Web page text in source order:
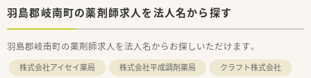
羽島郡岐南町の薬剤師求人を法人名から探す
羽島郡岐南町の薬剤師求人を法人名からお探しいただけます。
株式会社アイセイ薬局 株式会社平成調剤薬局
クラフト株式会社